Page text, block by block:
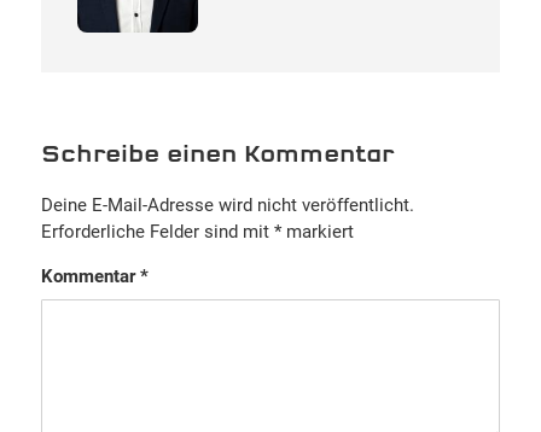
Schreibe einen Kommentar
Deine E-Mail-Adresse wird nicht veröffentlicht.
Erforderliche Felder sind mit *markiert
Kommentar*